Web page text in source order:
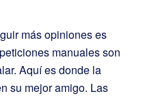
más opiniones es
manuales son
Aquí es donde la
su mejor amigo. Las